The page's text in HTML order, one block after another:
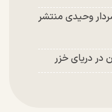
وحیدی منتشر
در دریای خزر